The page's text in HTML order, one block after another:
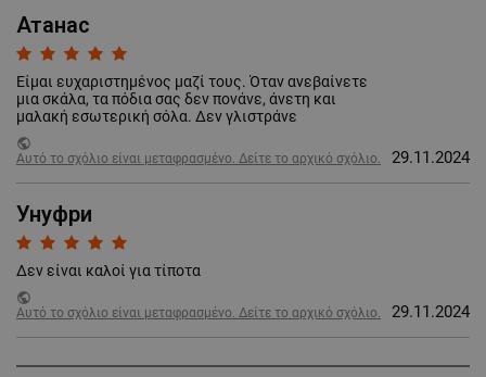
Атанас
Είμαι ευχαριστημένος μαζί τους. Όταν ανεβαίνετε
μια σκάλα, τα πόδια σας δεν πονάνε, άνετη και
μαλακή εσωτερική σόλα. Δεν γλιστράνε
public
Αυτό το σχόλιο είναι μεταφρασμένο. Δείτε το αρχικό σχόλιο.
29.11.2024
Унуфри
Δεν είναι καλοί για τίποτα
public
Αυτό το σχόλιο είναι μεταφρασμένο. Δείτε το αρχικό σχόλιο.
29.11.2024